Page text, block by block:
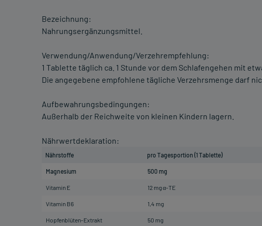
Bezeichnung:
Nahrungsergänzungsmittel.
Verwendung/Anwendung/Verzehrempfehlung:
1 Tablette täglich ca. 1 Stunde vor dem Schlafengehen mit
Die angegebene empfohlene tägliche Verzehrsmenge darf
Aufbewahrungsbedingungen:
Außerhalb der Reichweite von kleinen Kindern lagern.
Nährwertdeklaration:
Nährstoffe pro Tagesportion (1 Tablette)
Magnesium 500 mg
Vitamin E 12 mg α-TE
Vitamin B6 1,4 mg
Hopfenblüten-Extrakt 50 mg